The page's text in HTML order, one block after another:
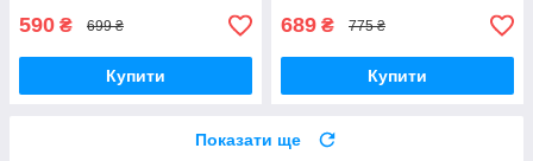
590 ₴ 699 ₴
Купити
689 ₴ 775 ₴
Купити
Показати ще